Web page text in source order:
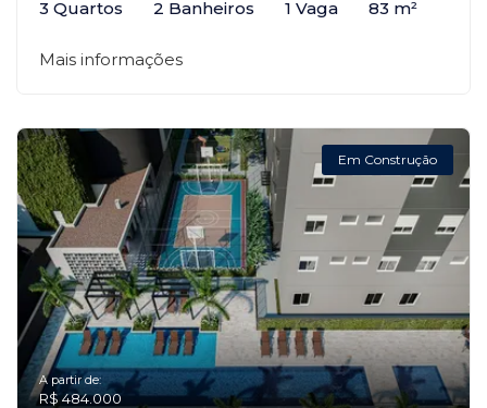
3 Quartos 2 Banheiros 1 Vaga 83 m²
Mais informações
Em Construção
A partir de:
R$ 484.000